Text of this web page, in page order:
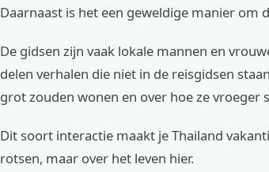
Daarnaast is het een geweldige manier om
De gidsen zijn vaak lokale mannen en
delen verhalen die niet in de reisgidsen
grot zouden wonen en over hoe ze vroeger
Dit soort interactie maakt je Thailand
rotsen, maar over het leven hier.